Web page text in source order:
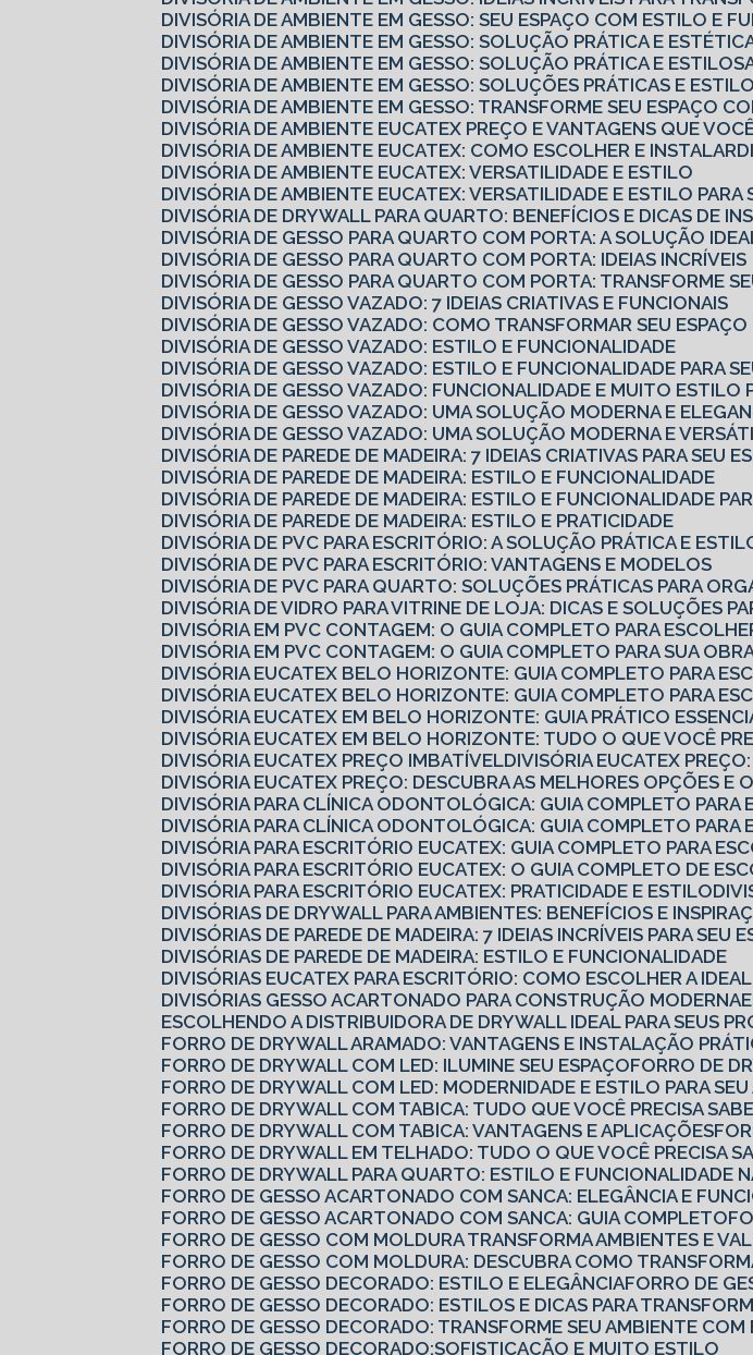
DIVISÓRIA DE AMBIENTE EM GESSO: SEU ESPAÇO COM ESTILO E
DIVISÓRIA DE AMBIENTE EM GESSO: SOLUÇÃO PRÁTICA E
DIVISÓRIA DE AMBIENTE EM GESSO: SOLUÇÃO PRÁTICA E
DIVISÓRIA DE AMBIENTE EM GESSO: SOLUÇÕES PRÁTICAS E
DIVISÓRIA DE AMBIENTE EM GESSO: TRANSFORME SEU ESPAÇO
DIVISÓRIA DE AMBIENTE EUCATEX PREÇO E VANTAGENS QUE
DIVISÓRIA DE AMBIENTE EUCATEX: COMO ESCOLHER E INSTALAR
DIVISÓRIA DE AMBIENTE EUCATEX: VERSATILIDADE E ESTILO
DIVISÓRIA DE AMBIENTE EUCATEX: VERSATILIDADE E ESTILO PARA
DIVISÓRIA DE DRYWALL PARA QUARTO: BENEFÍCIOS E DICAS DE
DIVISÓRIA DE GESSO PARA QUARTO COM PORTA: A SOLUÇÃO
DIVISÓRIA DE GESSO PARA QUARTO COM PORTA: IDEIAS INCRÍVEIS
DIVISÓRIA DE GESSO PARA QUARTO COM PORTA: TRANSFORME
DIVISÓRIA DE GESSO VAZADO: 7 IDEIAS CRIATIVAS E FUNCIONAIS
DIVISÓRIA DE GESSO VAZADO: COMO TRANSFORMAR SEU
DIVISÓRIA DE GESSO VAZADO: ESTILO E FUNCIONALIDADE
DIVISÓRIA DE GESSO VAZADO: ESTILO E FUNCIONALIDADE PARA
DIVISÓRIA DE GESSO VAZADO: FUNCIONALIDADE E MUITO ESTILO
DIVISÓRIA DE GESSO VAZADO: UMA SOLUÇÃO MODERNA E
DIVISÓRIA DE GESSO VAZADO: UMA SOLUÇÃO MODERNA E
DIVISÓRIA DE PAREDE DE MADEIRA: 7 IDEIAS CRIATIVAS PARA SEU
DIVISÓRIA DE PAREDE DE MADEIRA: ESTILO E FUNCIONALIDADE
DIVISÓRIA DE PAREDE DE MADEIRA: ESTILO E FUNCIONALIDADE
DIVISÓRIA DE PAREDE DE MADEIRA: ESTILO E PRATICIDADE
DIVISÓRIA DE PVC PARA ESCRITÓRIO: A SOLUÇÃO PRÁTICA E
DIVISÓRIA DE PVC PARA ESCRITÓRIO: VANTAGENS E MODELOS
DIVISÓRIA DE PVC PARA QUARTO: SOLUÇÕES PRÁTICAS PARA
DIVISÓRIA DE VIDRO PARA VITRINE DE LOJA: DICAS E SOLUÇÕES
DIVISÓRIA EM PVC CONTAGEM: O GUIA COMPLETO PARA
DIVISÓRIA EM PVC CONTAGEM: O GUIA COMPLETO PARA SUA
DIVISÓRIA EUCATEX BELO HORIZONTE: GUIA COMPLETO PARA
DIVISÓRIA EUCATEX BELO HORIZONTE: GUIA COMPLETO PARA
DIVISÓRIA EUCATEX EM BELO HORIZONTE: GUIA PRÁTICO
DIVISÓRIA EUCATEX EM BELO HORIZONTE: TUDO O QUE VOCÊ
DIVISÓRIA EUCATEX PREÇO IMBATÍVEL
DIVISÓRIA EUCATEX
DIVISÓRIA EUCATEX PREÇO: DESCUBRA AS MELHORES OPÇÕES E
DIVISÓRIA PARA CLÍNICA ODONTOLÓGICA: GUIA COMPLETO PARA
DIVISÓRIA PARA CLÍNICA ODONTOLÓGICA: GUIA COMPLETO PARA
DIVISÓRIA PARA ESCRITÓRIO EUCATEX: GUIA COMPLETO PARA
DIVISÓRIA PARA ESCRITÓRIO EUCATEX: O GUIA COMPLETO DE
DIVISÓRIA PARA ESCRITÓRIO EUCATEX: PRATICIDADE E ESTILO
DIVISÓRIAS DE DRYWALL PARA AMBIENTES: BENEFÍCIOS E
DIVISÓRIAS DE PAREDE DE MADEIRA: 7 IDEIAS INCRÍVEIS PARA SEU
DIVISÓRIAS DE PAREDE DE MADEIRA: ESTILO E FUNCIONALIDADE
DIVISÓRIAS EUCATEX PARA ESCRITÓRIO: COMO ESCOLHER A
DIVISÓRIAS GESSO ACARTONADO PARA CONSTRUÇÃO MODERNA
ESCOLHENDO A DISTRIBUIDORA DE DRYWALL IDEAL PARA SEUS
FORRO DE DRYWALL ARAMADO: VANTAGENS E INSTALAÇÃO
FORRO DE DRYWALL COM LED: ILUMINE SEU ESPAÇO FORRO DE
FORRO DE DRYWALL COM LED: MODERNIDADE E ESTILO PARA
FORRO DE DRYWALL COM TABICA: TUDO QUE VOCÊ PRECISA
FORRO DE DRYWALL COM TABICA: VANTAGENS E APLICAÇÕES
FORRO DE DRYWALL EM TELHADO: TUDO O QUE VOCÊ PRECISA
FORRO DE DRYWALL PARA QUARTO: ESTILO E FUNCIONALIDADE
FORRO DE GESSO ACARTONADO COM SANCA: ELEGÂNCIA E
FORRO DE GESSO ACARTONADO COM SANCA: GUIA COMPLETO
FORRO DE GESSO COM MOLDURA TRANSFORMA AMBIENTES E
FORRO DE GESSO COM MOLDURA: DESCUBRA COMO
FORRO DE GESSO DECORADO: ESTILO E ELEGÂNCIA FORRO DE
FORRO DE GESSO DECORADO: ESTILOS E DICAS PARA
FORRO DE GESSO DECORADO: TRANSFORME SEU AMBIENTE COM
FORRO DE GESSO DECORADO:SOFISTICAÇÃO E MUITO ESTILO